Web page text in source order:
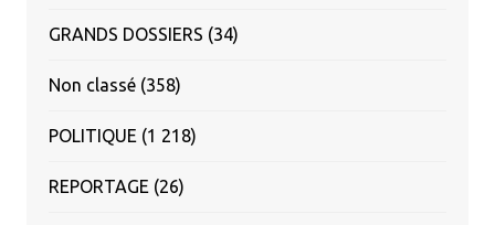
GRANDS DOSSIERS (34)
Non classé(358)
POLITIQUE (1 218)
REPORTAGE (26)